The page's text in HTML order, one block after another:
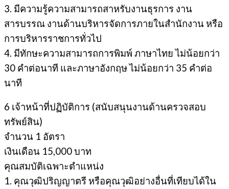
3. มีความรู้ความสามารถสาหรับงานธุรการ งาน
สารบรรณ งานด้านบริหารจัดการภายในสํานักงาน หรือ
การบริหารราชการทั่วไป
4. มีทักษะความสามารถการพิมพ์ ภาษาไทย ไม่น้อยกว่า
30 คำต่อนาที และภาษาอังกฤษ ไม่น้อยกว่า 35 คำต่อ
นาที
6 เจ้าหน้าที่ปฏิบัติการ (สนับสนุนงานด้านครวจสอบ
ทรัพย์สิน)
จํานวน 1 อัตรา
เงินเดือน 15,000 บาท
คุณสมบัติเฉพาะตำแหน่ง
1. คุณวุฒิปริญญาตรี หรือคุณวุฒิอย่างอื่นที่เทียบได้ใน